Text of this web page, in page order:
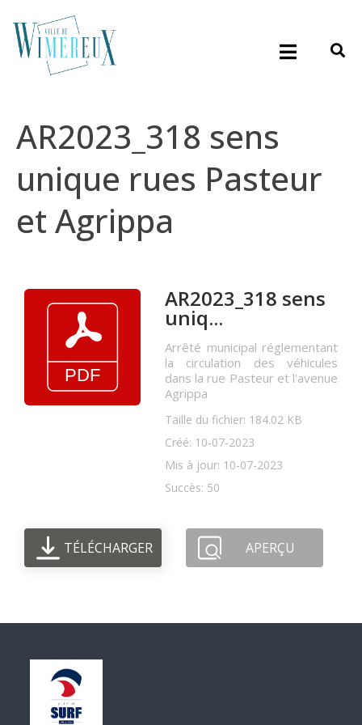
AR2023_318 sens
unique rues Pasteur
et Agrippa
AR2023_318 sens
uniq...
Arrêté municipal réglementant
la circulation des véhicules
dans la rue Pasteur et l'avenue
Agrippa
Taille du fichier: 184.02 KB
Créé: 10-07-2023
Mis à jour: 10-07-2023
Succès: 50
TÉLÉCHARGER APERÇU